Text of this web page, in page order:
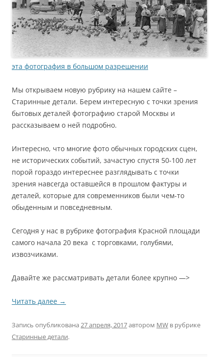
эта фотография в большом разрешении
Мы открываем новую рубрику на нашем сайте –
Старинные детали. Берем интересную с точки зрения
бытовых деталей фотографию старой Москвы и
рассказываем о ней подробно.
Интересно, что многие фото обычных городских сцен,
не исторических событий, зачастую спустя 50-100 лет
порой гораздо интереснее разглядывать с точки
зрения навсегда оставшейся в прошлом фактуры и
деталей, которые для современников были чем-то
обыденным и повседневным.
Сегодня у нас в рубрике фотография Красной площади
самого начала 20 века с торговками, голубями,
извозчиками.
Давайте же рассматривать детали более крупно —>
Читать далее →
Запись опубликована 27 апреля, 2017автором MW в рубрике
Старинные детали.